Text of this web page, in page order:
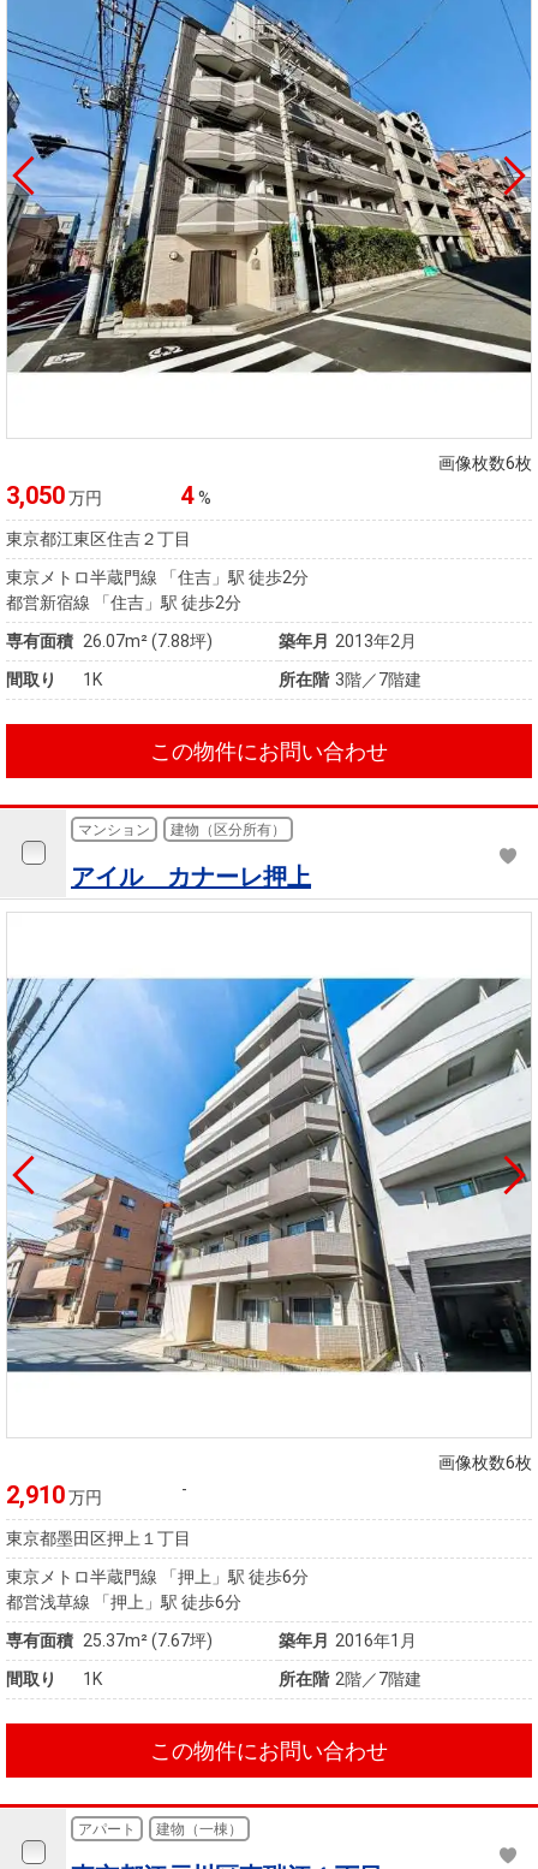
画像枚数6枚
3,050万円 4%
東京都江東区住吉２丁目
東京メトロ半蔵門線 「住吉」駅 徒歩2分
都営新宿線 「住吉」駅 徒歩2分
専有面積 26.07m² (7.88坪) 築年月 2013年2月
間取り
1K 所在階 3階／7階建
この物件にお問い合わせ
マンション 建物（区分所有）
アイル カナーレ押上
画像枚数6枚
2,910万円 -
東京都墨田区押上１丁目
東京メトロ半蔵門線 「押上」駅 徒歩6分
都営浅草線 「押上」駅 徒歩6分
専有面積 25.37m² (7.67坪) 築年月 2016年1月
間取り
1K 所在階 2階／7階建
この物件にお問い合わせ
アパート 建物（一棟）